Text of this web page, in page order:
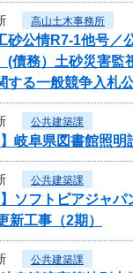
高山土木事務所
砂公情R7-1他号／
(債務）土砂災害監
る一般競争入札
公共建築課
】岐阜県図書館照
公共建築課
ソフトピアジャパ
新工事（2期）
公共建築課